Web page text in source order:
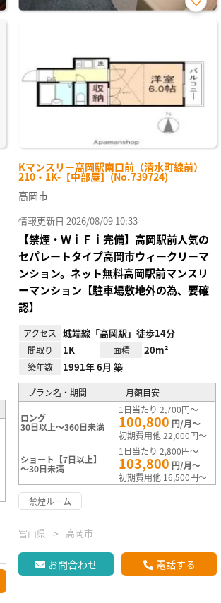
Kマンスリー高岡駅南口前（清水町線前）
210・1K-【中部屋】(No.739724)
お気
高岡市
情報更新日 2026/08/09 10:33
【禁煙・ＷｉＦｉ完備】高岡駅前人気の
セパレートタイプ高岡市ウィークリーマ
ンション。ネット無料高岡駅前マンスリ
ーマンション【駐車場敷地外の為、要確
認】
アクセス 城端線「高岡駅」徒歩14分
間取り 1K 面積 20m²
築年数 1991年 6月 築
プラン名・期間 月額目安
ロング
30日以上～360日未満
1日当たり 2,700円～
100,800 円/月～
初期費用他 22,000円～
ショート【7日以上】
～30日未満
1日当たり 2,800円～
103,800 円/月～
初期費用他 16,500円～
禁煙ルーム
富山県 高岡市
お問合わせ 電話する